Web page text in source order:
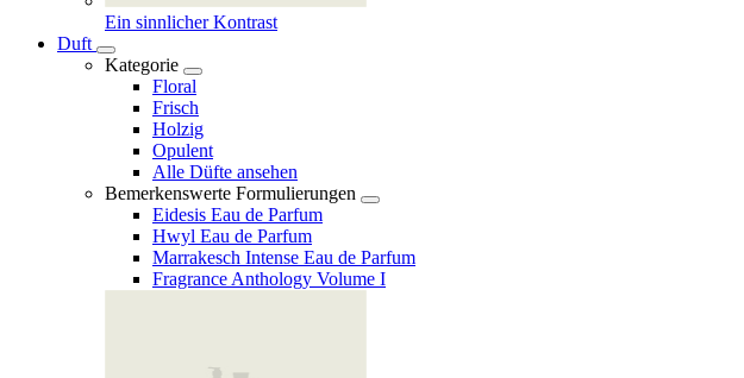
Ein sinnlicher Kontrast
Duft
Kategorie
Floral
Frisch
Holzig
Opulent
Alle Düfte ansehen
Bemerkenswerte Formulierungen
Eidesis Eau de Parfum
Hwyl Eau de Parfum
Marrakesch Intense Eau de Parfum
Fragrance Anthology Volume I